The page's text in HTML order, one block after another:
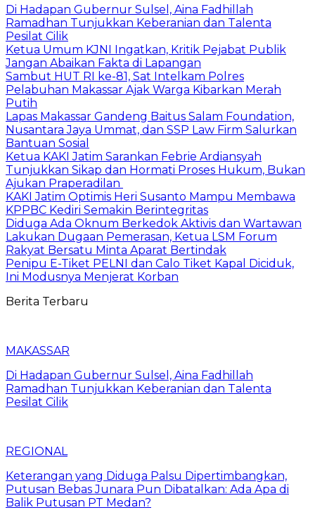
Di Hadapan Gubernur Sulsel, Aina Fadhillah
Ramadhan Tunjukkan Keberanian dan Talenta
Pesilat Cilik
Ketua Umum KJNI Ingatkan, Kritik Pejabat Publik
Jangan Abaikan Fakta di Lapangan
Sambut HUT RI ke-81, Sat Intelkam Polres
Pelabuhan Makassar Ajak Warga Kibarkan Merah
Putih
Lapas Makassar Gandeng Baitus Salam Foundation,
Nusantara Jaya Ummat, dan SSP Law Firm Salurkan
Bantuan Sosial
Ketua KAKI Jatim Sarankan Febrie Ardiansyah
Tunjukkan Sikap dan Hormati Proses Hukum, Bukan
Ajukan Praperadilan
KAKI Jatim Optimis Heri Susanto Mampu Membawa
KPPBC Kediri Semakin Berintegritas
Diduga Ada Oknum Berkedok Aktivis dan Wartawan
Lakukan Dugaan Pemerasan, Ketua LSM Forum
Rakyat Bersatu Minta Aparat Bertindak
Penipu E-Tiket PELNI dan Calo Tiket Kapal Diciduk,
Ini Modusnya Menjerat Korban
Berita Terbaru
MAKASSAR
Di Hadapan Gubernur Sulsel, Aina Fadhillah
Ramadhan Tunjukkan Keberanian dan Talenta
Pesilat Cilik
REGIONAL
Keterangan yang Diduga Palsu Dipertimbangkan,
Putusan Bebas Junara Pun Dibatalkan: Ada Apa di
Balik Putusan PT Medan?